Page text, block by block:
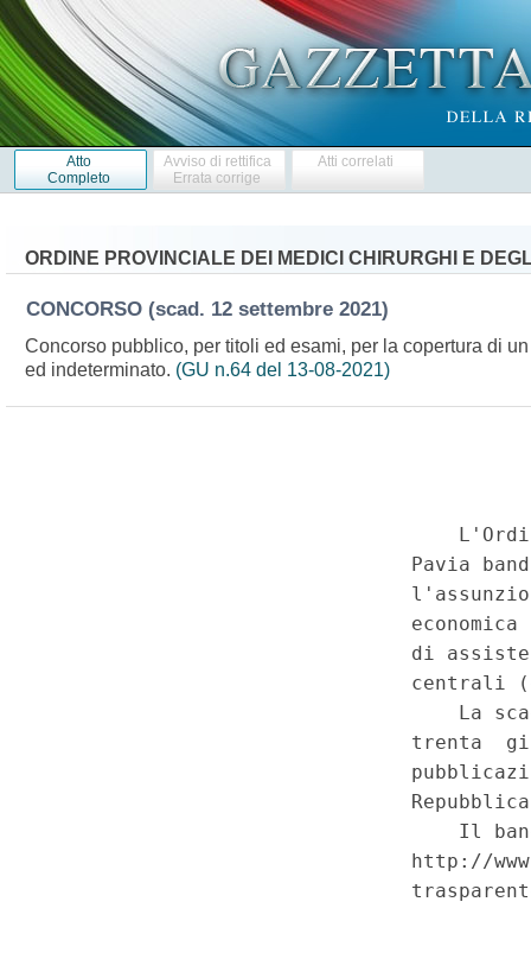
Atto
Completo
Avviso di rettifica
Errata corrige
Atti correlati
ORDINE PROVINCIALE DEI MEDICI CHIRURGHI E
CONCORSO (scad. 12 settembre 2021)
Concorso pubblico, per titoli ed esami, per la copertura di
ed indeterminato. (GU n.64 del 13-08-2021)